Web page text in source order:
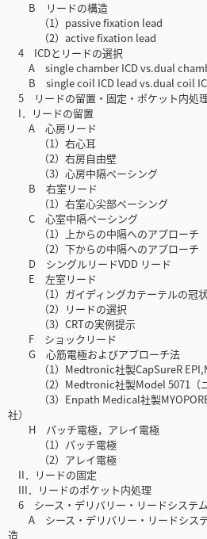
B リードの構造
（1）passive fixation lead
（2）active fixation lead
4 ICDとリードの選択
A single chamber ICD vs.dual
B single coil ICD lead vs.dual coil
5 リードの留置・固定・ポケット内処
I．リードの留置
A 心房リード
（1）右心耳
（2）右房自由壁
（3）心房中隔ペーシング
B 右室リード
（1）右室心尖部ペーシング
C 心室中隔ペーシング
（1）上からの中隔へのアプローチ
（2）下からの中隔へのアプローチ
D シングルリードVDD リード
E 左室リード
（1）ガイディングカテーテルの冠状
（2）リードの選択
（3）CRTの実例提示
F ショックリード
G 心筋電極およびアプローチ法
（1）Medtronic社製CapSureR
（2）Medtronic社製Model 5071（ユ
（3）Enpath Medical社製
社）
H パッチ電極，アレイ電極
（1）パッチ電極
（2）アレイ電極
II．リードの固定
III．リードのポケット内処理
6 シース・デリバリー・リードシステム
A シース・デリバリー・リードシス
造